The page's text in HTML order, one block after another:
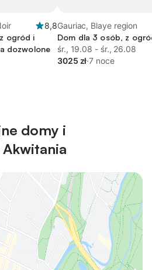
8,8
ogród i
dozwolone
Gauriac, Blaye region
Dom dla 3 osób, z
śr., 19.08 - śr., 26.08
3025 zł·7 noce
domy i